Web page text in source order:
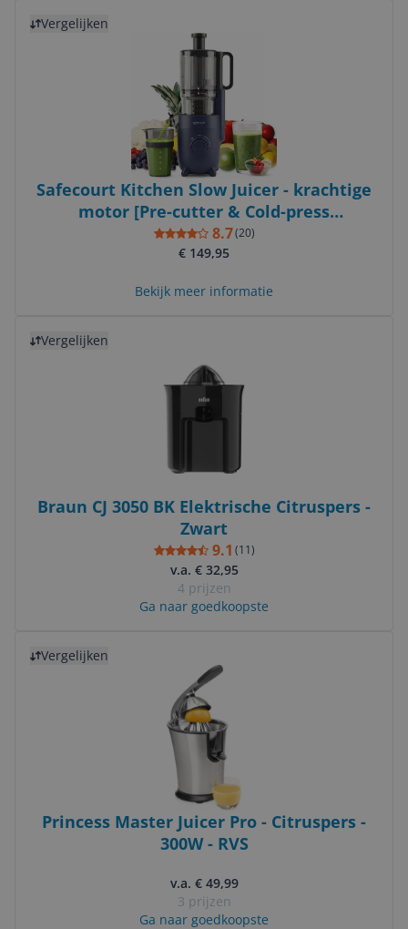
Vergelijken
Safecourt Kitchen Slow Juicer - krachtige
motor [Pre-cutter & Cold-press
technologie] - eenvoudige reiniging - BPA-
vrij - sapcentrifuge Blauw
8.7(20)
€ 149,95
Bekijk meer informatie
Vergelijken
Braun CJ 3050 BK Elektrische Citruspers -
Zwart
9.1 (11)
v.a. € 32,95
4 prijzen
Ga naar goedkoopste
Vergelijken
Princess Master Juicer Pro - Citruspers -
300W - RVS
v.a. € 49,99
3 prijzen
Ga naar goedkoopste